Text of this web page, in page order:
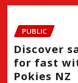
PUBLIC
Discover
for fast
Pokies NZ